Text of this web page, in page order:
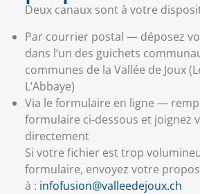
Deux canaux sont à votre
Par courrier postal — déposez
dans l’un des guichets
communes de la Vallée de Joux
L’Abbaye)
Via le formulaire en ligne —
formulaire ci-dessous et joignez
directement
Si votre fichier est trop
formulaire, envoyez votre
à : infofusion@valleedejoux.ch